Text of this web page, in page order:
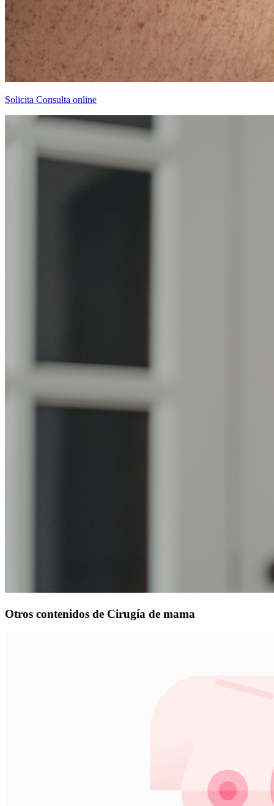
Solicita Consulta online
Otros contenidos de Cirugía de mama